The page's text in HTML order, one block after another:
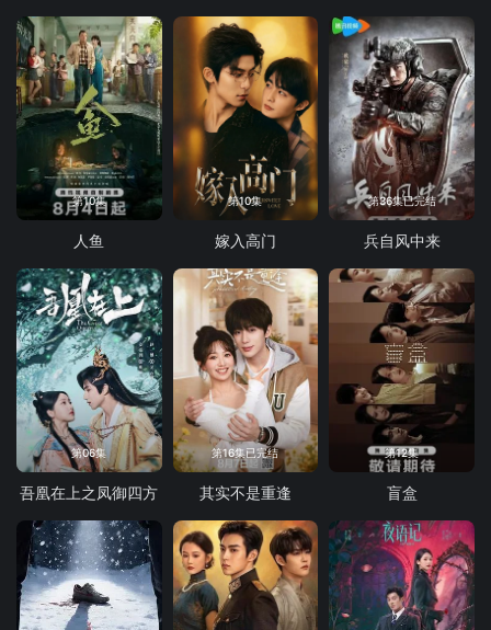
第10集
人鱼
第10集
嫁入高门
第36集已完结
兵自风中来
第06集
吾凰在上之凤御四方
第16集已完结
其实不是重逢
第12集
盲盒